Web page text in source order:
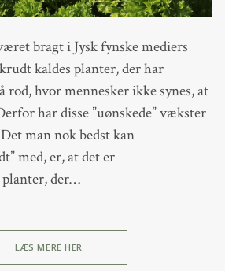
bragt i Jysk fynske mediers
kaldes planter, der har
rod, hvor mennesker ikke synes, at
har disse ”uønskede” vækster
man nok bedst kan
med, er, at det er
planter, der…
LÆS MERE HER